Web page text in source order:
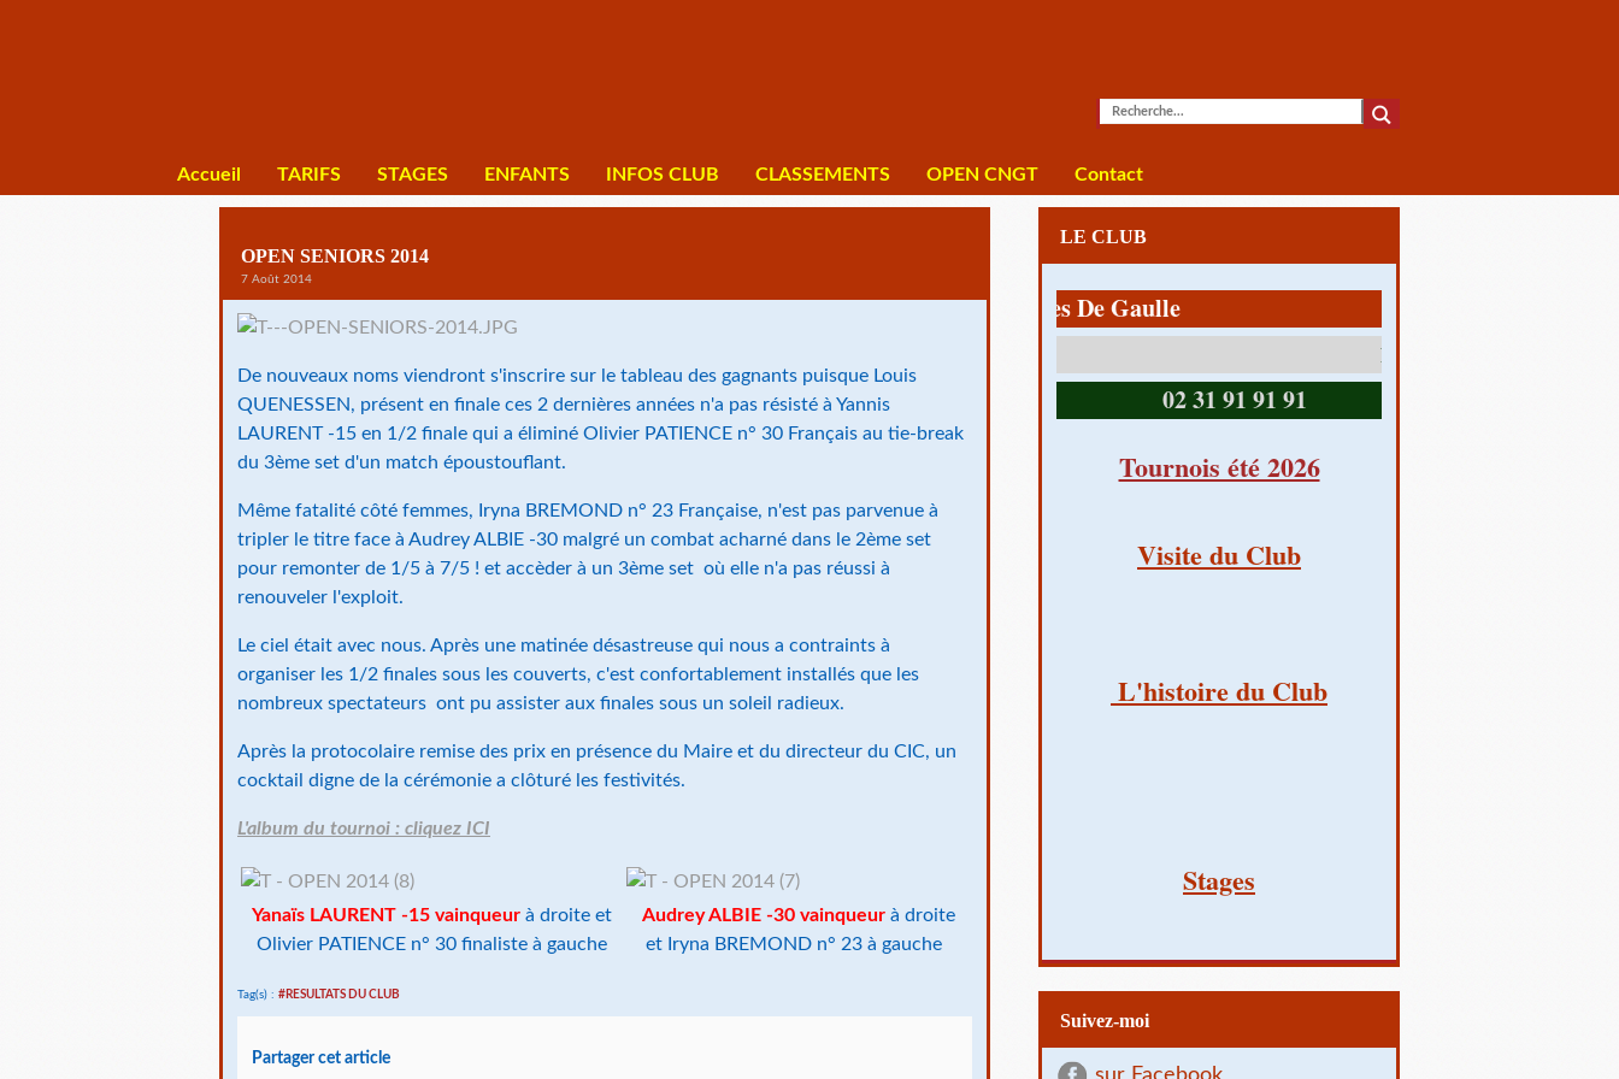
Accueil TARIFS STAGES ENFANTS INFOS CLUB CLASSEMENTS OPEN CNGT Contact
OPEN SENIORS 2014
7 Août 2014
De nouveaux noms viendront s'inscrire sur le tableau des gagnants puisque Louis
QUENESSEN, présent en finale ces 2 dernières années n'a pas résisté à Yannis
LAURENT -15 en 1/2 finale qui a éliminé Olivier PATIENCE n° 30 Français au tie-break
du 3ème set d'un match époustouflant.
Même fatalité côté femmes, Iryna BREMOND n° 23 Française, n'est pas parvenue à
tripler le titre face à Audrey ALBIE -30 malgré un combat acharné dans le 2ème set
pour remonter de 1/5 à 7/5 ! et accèder à un 3ème set où elle n'a pas réussi à
renouveler l'exploit.
Le ciel était avec nous. Après une matinée désastreuse qui nous a contraints à
organiser les 1/2 finales sous les couverts, c'est confortablement installés que les
nombreux spectateurs ont pu assister aux finales sous un soleil radieux.
Après la protocolaire remise des prix en présence du Maire et du directeur du CIC, un
cocktail digne de la cérémonie a clôturé les festivités.
L'album du tournoi : cliquez ICI
Yanaïs LAURENT -15 vainqueurà droite et
Olivier PATIENCE n° 30 finaliste à gauche
Audrey ALBIE -30 vainqueurà droite
et Iryna BREMOND n° 23 à gauche
Tag(s) : #RESULTATS DU CLUB
Partager cet article
LE CLUB
1 av Charles De Gaulle
14390 CABOURG
02 31 91 91 91
Tournois été 2026
Visite du Club
L'histoire du Club
Stages
Suivez-moi
sur Facebook